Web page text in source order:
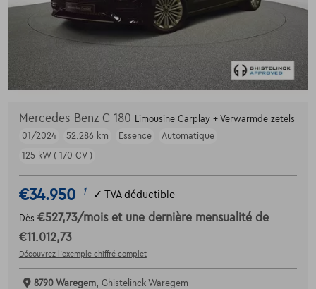
Mercedes-Benz C 180
Limousine Carplay + Verwarmde zetels
01/2024
52.286 km Essence
Automatique
125 kW ( 170 CV )
€34.950 1 ✓ TVA déductible
Dès €527,73/mois et une dernière mensualité de
€11.012,73
Découvrez l’exemple chiffré complet
8790 Waregem, Ghistelinck Waregem